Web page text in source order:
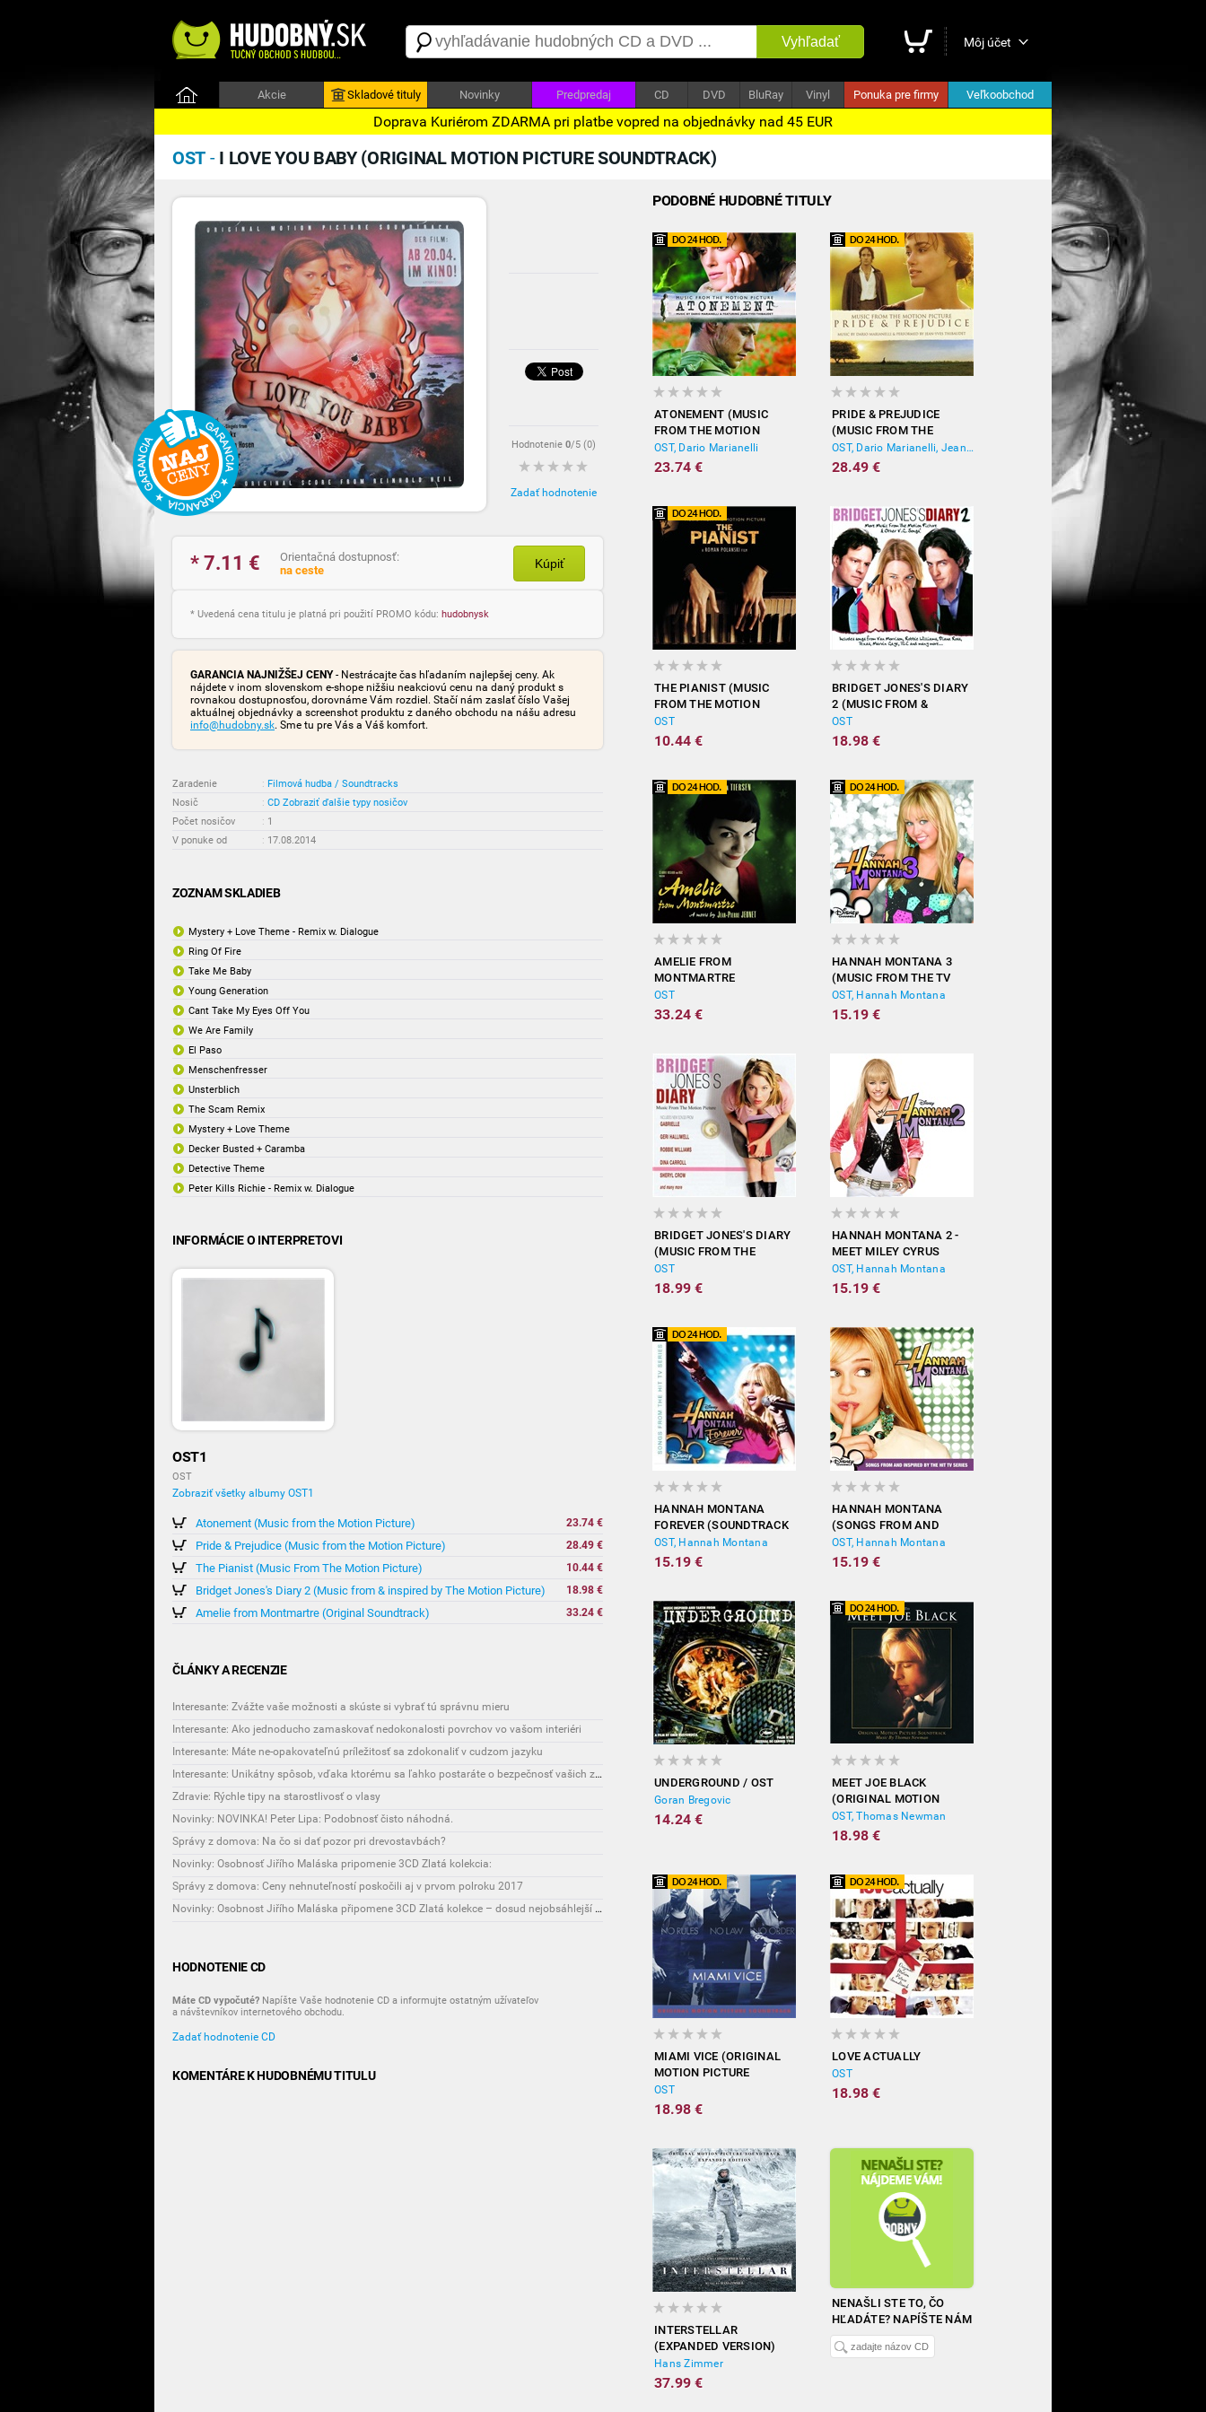
Vyhľadať Môj účet
Akcie Skladové tituly Novinky Predpredaj CD DVD BluRay Vinyl Ponuka pre firmy Veľkoobchod
Doprava Kuriérom ZDARMA pri platbe vopred na objednávky nad 45 EUR
OST - I LOVE YOU BABY (ORIGINAL MOTION PICTURE SOUNDTRACK)
Hodnotenie 0/5 (0)
Zadať hodnotenie
* 7.11 €
Orientačná dostupnosť:
na ceste
Kúpiť
* Uvedená cena titulu je platná pri použití PROMO kódu: hudobnysk
GARANCIA NAJNIŽŠEJ CENY- Nestrácajte čas hľadaním najlepšej ceny. Ak
nájdete v inom slovenskom e-shope nižšiu neakciovú cenu na daný produkt s
rovnakou dostupnosťou, dorovnáme Vám rozdiel. Stačí nám zaslať číslo Vašej
aktuálnej objednávky a screenshot produktu z daného obchodu na nášu adresu
info@hudobny.sk. Sme tu pre Vás a Váš komfort.
Zaradenie : Filmová hudba / Soundtracks
Nosič
: CD Zobraziť ďalšie typy nosičov
Počet nosičov
: 1
V ponuke od
: 17.08.2014
ZOZNAM SKLADIEB
Mystery + Love Theme - Remix w. Dialogue
Ring Of Fire
Take Me Baby
Young Generation
Cant Take My Eyes Off You
We Are Family
El Paso
Menschenfresser
Unsterblich
The Scam Remix
Mystery + Love Theme
Decker Busted + Caramba
Detective Theme
Peter Kills Richie - Remix w. Dialogue
INFORMÁCIE O INTERPRETOVI
OST1
OST
Zobraziť všetky albumy OST1
Atonement (Music from the Motion Picture) 23.74 €
Pride & Prejudice (Music from the Motion Picture) 28.49 €
The Pianist (Music From The Motion Picture) 10.44 €
Bridget Jones's Diary 2 (Music from & inspired by The Motion Picture) 18.98 €
Amelie from Montmartre (Original Soundtrack) 33.24 €
ČLÁNKY A RECENZIE
Interesante: Zvážte vaše možnosti a skúste si vybrať tú správnu mieru
Interesante: Ako jednoducho zamaskovať nedokonalosti povrchov vo vašom interiéri
Interesante: Máte ne-opakovateľnú príležitosť sa zdokonaliť v cudzom jazyku
Interesante: Unikátny spôsob, vďaka ktorému sa ľahko postaráte o bezpečnosť vašich zásielok
Zdravie: Rýchle tipy na starostlivosť o vlasy
Novinky: NOVINKA! Peter Lipa: Podobnosť čisto náhodná.
Správy z domova: Na čo si dať pozor pri drevostavbách?
Novinky: Osobnosť Jiřího Maláska pripomenie 3CD Zlatá kolekcia:
Správy z domova: Ceny nehnuteľností poskočili aj v prvom polroku 2017
Novinky: Osobnost Jiřího Maláska připomene 3CD Zlatá kolekce – dosud nejobsáhlejší soubor nahrávek legendárního umělce!
HODNOTENIE CD
Máte CD vypočuté? Napíšte Vaše hodnotenie CD a informujte ostatným užívateľov
a návštevníkov internetového obchodu.
Zadať hodnotenie CD
KOMENTÁRE K HUDOBNÉMU TITULU
PODOBNÉ HUDOBNÉ TITULY
ATONEMENT (MUSIC
FROM THE MOTION
PICTURE)
OST, Dario Marianelli
23.74 €
PRIDE & PREJUDICE
(MUSIC FROM THE
MOTION PICTURE)
OST, Dario Marianelli, Jean-Yves Thibaudet
28.49 €
THE PIANIST (MUSIC
FROM THE MOTION
PICTURE)
OST
10.44 €
BRIDGET JONES'S DIARY
2 (MUSIC FROM &
INSPIRED BY THE
MOTION PICTURE)
OST
18.98 €
AMELIE FROM
MONTMARTRE
(ORIGINAL
SOUNDTRACK)
OST
33.24 €
HANNAH MONTANA 3
(MUSIC FROM THE TV
SHOW)
OST, Hannah Montana
15.19 €
BRIDGET JONES'S DIARY
(MUSIC FROM THE
MOTION PICTURE)
OST
18.99 €
HANNAH MONTANA 2 -
MEET MILEY CYRUS
OST, Hannah Montana
15.19 €
HANNAH MONTANA
FOREVER (SOUNDTRACK
FROM THE TV SERIES)
OST, Hannah Montana
15.19 €
HANNAH MONTANA
(SONGS FROM AND
INSPIRED BY THE HIT TV
SERIES)
OST, Hannah Montana
15.19 €
UNDERGROUND / OST
Goran Bregovic
14.24 €
MEET JOE BLACK
(ORIGINAL MOTION
PICTURE SOUNDTRACK)
OST, Thomas Newman
18.98 €
MIAMI VICE (ORIGINAL
MOTION PICTURE
SOUNDTRACK)
OST
18.98 €
LOVE ACTUALLY
OST
18.98 €
INTERSTELLAR
(EXPANDED VERSION)
Hans Zimmer
37.99 €
NENAŠLI STE TO, ČO
HĽADÁTE? NAPÍŠTE NÁM